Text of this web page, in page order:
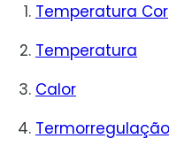
Temperatura
Temperatura
Calor
Termorregulação